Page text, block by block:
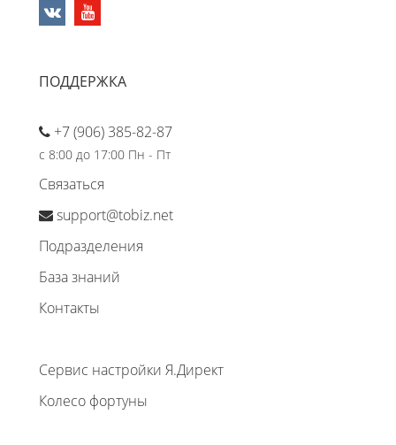
ПОДДЕРЖКА
+7 (906) 385-82-87
с 8:00 до 17:00 Пн - Пт
Связаться
support@tobiz.net
Подразделения
База знаний
Контакты
Сервис настройки Я.Директ
Колесо фортуны